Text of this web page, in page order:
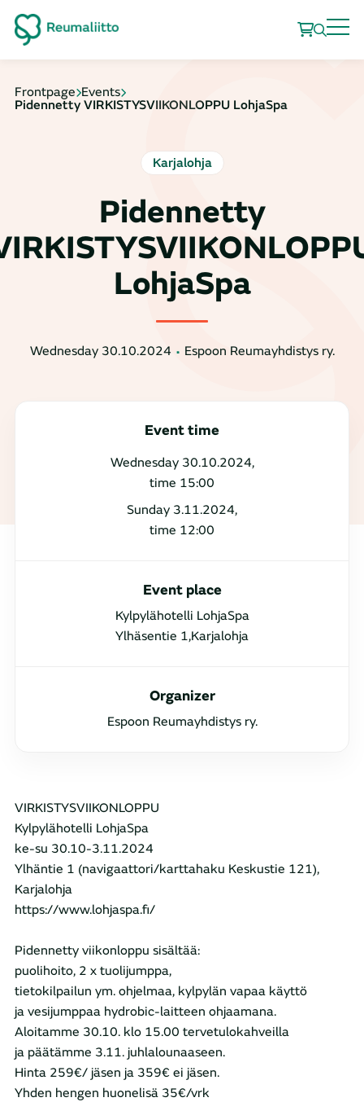
Frontpage Events
Pidennetty VIRKISTYSVIIKONLOPPU LohjaSpa
Karjalohja
Pidennetty
LohjaSpa
Wednesday 30.10.2024 Espoon Reumayhdistys ry.
Event time
Wednesday 30.10.2024,
time 15:00
Sunday 3.11.2024,
time 12:00
Event place
Kylpylähotelli LohjaSpa
Ylhäsentie 1,Karjalohja
Organizer
Espoon Reumayhdistys ry.
VIRKISTYSVIIKONLOPPU
Kylpylähotelli LohjaSpa
ke-su 30.10-3.11.2024
Ylhäntie 1 (navigaattori/karttahaku Keskustie 121),
Karjalohja
https://www.lohjaspa.fi/
Pidennetty viikonloppu sisältää:
puolihoito, 2 x tuolijumppa,
tietokilpailun ym. ohjelmaa, kylpylän vapaa käyttö
ja vesijumppaa hydrobic-laitteen ohjaamana.
Aloitamme 30.10. klo 15.00 tervetulokahveilla
ja päätämme 3.11. juhlalounaaseen.
Hinta 259€/ jäsen ja 359€ ei jäsen.
Yhden hengen huonelisä 35€/vrk